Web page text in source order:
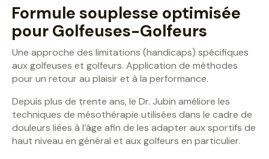
Formule souplesse optimisée
pour Golfeuses-Golfeurs
Une approche des limitations (handicaps) spécifiques
aux golfeuses et golfeurs. Application de méthodes
pour un retour au plaisir et à la performance.
Depuis plus de trente ans, le Dr. Jubin améliore les
techniques de mésothérapie utilisées dans le cadre de
douleurs liées à l’âge afin de les adapter aux sportifs de
haut niveau en général et aux golfeurs en particulier.